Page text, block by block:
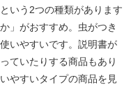
いう2つの種類があります
」がおすすめ。虫がつき
いやすいです。説明書が
ていたりする商品もあり
やすいタイプの商品を見